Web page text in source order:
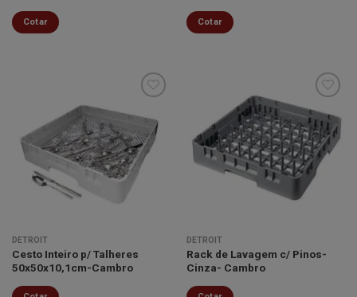
Cotar Cotar
Minha
lista de
desejos
DETROIT
Cesto Inteiro p/ Talheres
50x50x10,1cm-Cambro
Minha
lista de
desejos
DETROIT
Rack de Lavagem c/ Pinos-
Cinza- Cambro